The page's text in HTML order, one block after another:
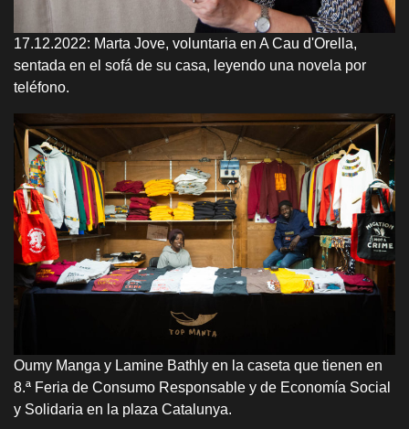
17.12.2022: Marta Jove, voluntaria en A Cau d'Orella,
sentada en el sofá de su casa, leyendo una novela por
teléfono.
Oumy Manga y Lamine Bathly en la caseta que tienen en
8.ª Feria de Consumo Responsable y de Economía Social
y Solidaria en la plaza Catalunya.